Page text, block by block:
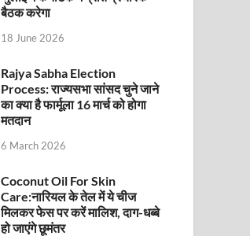
बैठक करेगा
18 June 2026
Rajya Sabha Election
Process: राज्यसभा सांसद चुने जाने
का क्या है फार्मूला 16 मार्च को होगा
मतदान
6 March 2026
Coconut Oil For Skin
Care:नारियल के तेल में ये चीज
मिलकर फेस पर करें मालिश, दाग-धब्बे
हो जाएंगे छूमंतर